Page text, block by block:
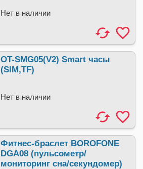
Нет в наличии
OT-SMG05(V2) Smart часы
(SIM,TF)
Нет в наличии
Фитнес-браслет BOROFONE
DGA08 (пульсометр/
мониторинг сна/секундомер)